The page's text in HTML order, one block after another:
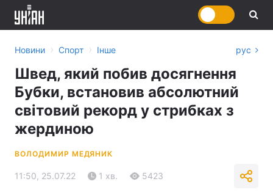
Новини › Спорт › Інше рус
Швед, який побив досягнення
Бубки, встановив абсолютний
світовий рекорд у стрибках з
жердиною
ВОЛОДИМИР МЕДЯНИК
11:50, 25.07.22 1 хв. 5423